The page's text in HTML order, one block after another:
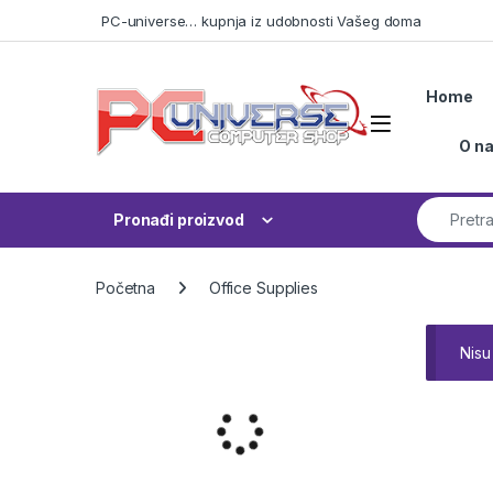
PC-universe… kupnja iz udobnosti Vašeg doma
Open
Home
O
Pronađi proizvod
Search for:
Početna Office Supplies